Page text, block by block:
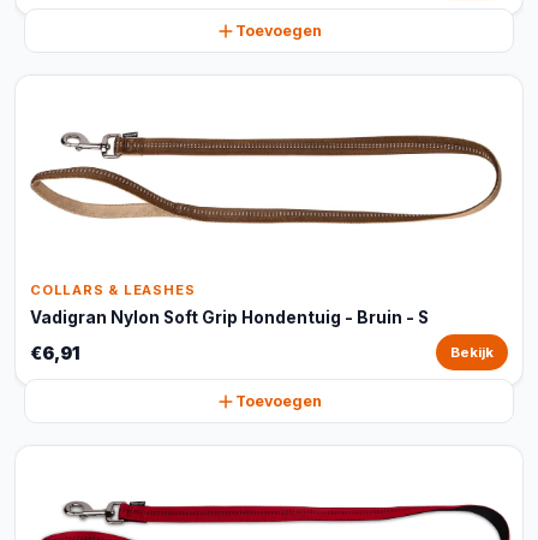
Toevoegen
COLLARS & LEASHES
Vadigran Nylon Soft Grip Hondentuig - Bruin - S
€6,91 Bekijk
Toevoegen